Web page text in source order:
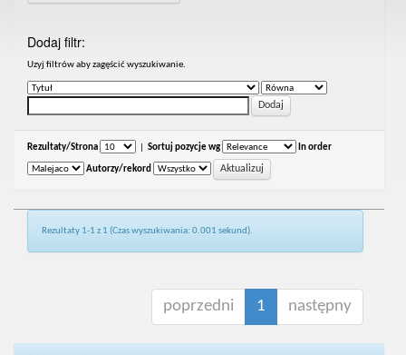
Dodaj filtr:
Uzyj filtrów aby zagęścić wyszukiwanie.
Rezultaty/Strona Sortuj pozycje wg In order
Autorzy/rekord
Rezultaty 1-1 z 1 (Czas wyszukiwania: 0.001 sekund).
poprzedni 1 następny